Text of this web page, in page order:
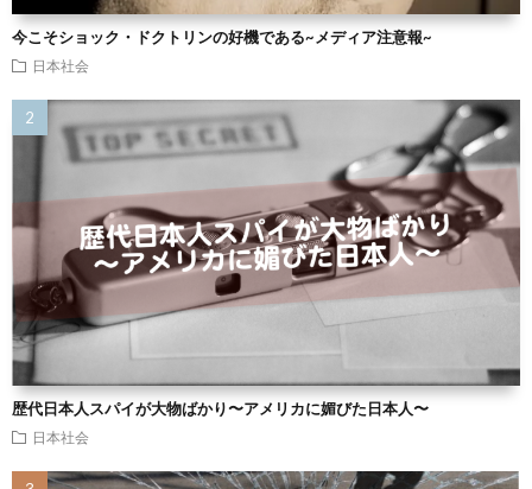
今こそショック・ドクトリンの好機である~メディア注意報~
日本社会
歴代日本人スパイが大物ばかり〜アメリカに媚びた日本人〜
日本社会